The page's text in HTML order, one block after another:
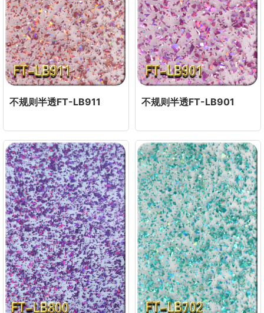
不规则半透FT-LB911 不规则半透FT-LB901